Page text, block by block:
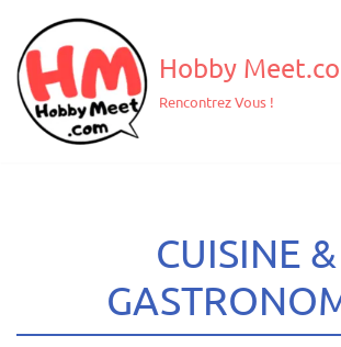
Aller
au
contenu
Hobby
Rencontrez Vous !
CUISINE &